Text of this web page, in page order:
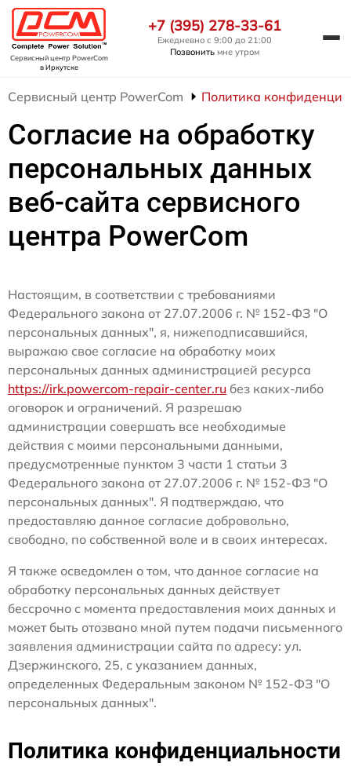
Сервисный центр PowerCom
в Иркутске
+7 (395) 278-33-61
Ежедневно с 9:00 до 21:00
Позвонить мне утром
Сервисный центр PowerCom Политика
Согласие на обработку
персональных данных
веб-сайта сервисного
центра PowerCom
Настоящим, в соответствии с требованиями
Федерального закона от 27.07.2006 г. № 152-ФЗ "О
персональных данных", я, нижеподписавшийся,
выражаю свое согласие на обработку моих
персональных данных администрацией ресурса
https://irk.powercom-repair-center.ru без каких-либо
оговорок и ограничений. Я разрешаю
администрации совершать все необходимые
действия с моими персональными данными,
предусмотренные пунктом 3 части 1 статьи 3
Федерального закона от 27.07.2006 г. № 152-ФЗ "О
персональных данных". Я подтверждаю, что
предоставляю данное согласие добровольно,
свободно, по собственной воле и в своих интересах.
Я также осведомлен о том, что данное согласие на
обработку персональных данных действует
бессрочно с момента предоставления моих данных и
может быть отозвано мной путем подачи письменного
заявления администрации сайта по адресу: ул.
Дзержинского, 25, с указанием данных,
определенных Федеральным законом № 152-ФЗ "О
персональных данных".
Политика конфиденциальности